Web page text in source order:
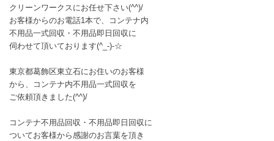
クリーンワークスにお任せ下さい(^^)/
お客様からのお電話1本で、コンテナ内
不用品一式回収・不用品即日回収に
伺わせて頂いております(^_-)-☆
東京都葛飾区東立石にお住いのお客様
から、コンテナ内不用品一式回収を
ご依頼頂きました(^^)/
コンテナ不用品回収・不用品即日回収に
ついてお客様から感謝のお言葉を頂き